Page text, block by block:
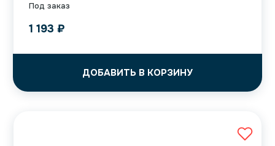
Под заказ
1 193 ₽
ДОБАВИТЬ В КОРЗИНУ